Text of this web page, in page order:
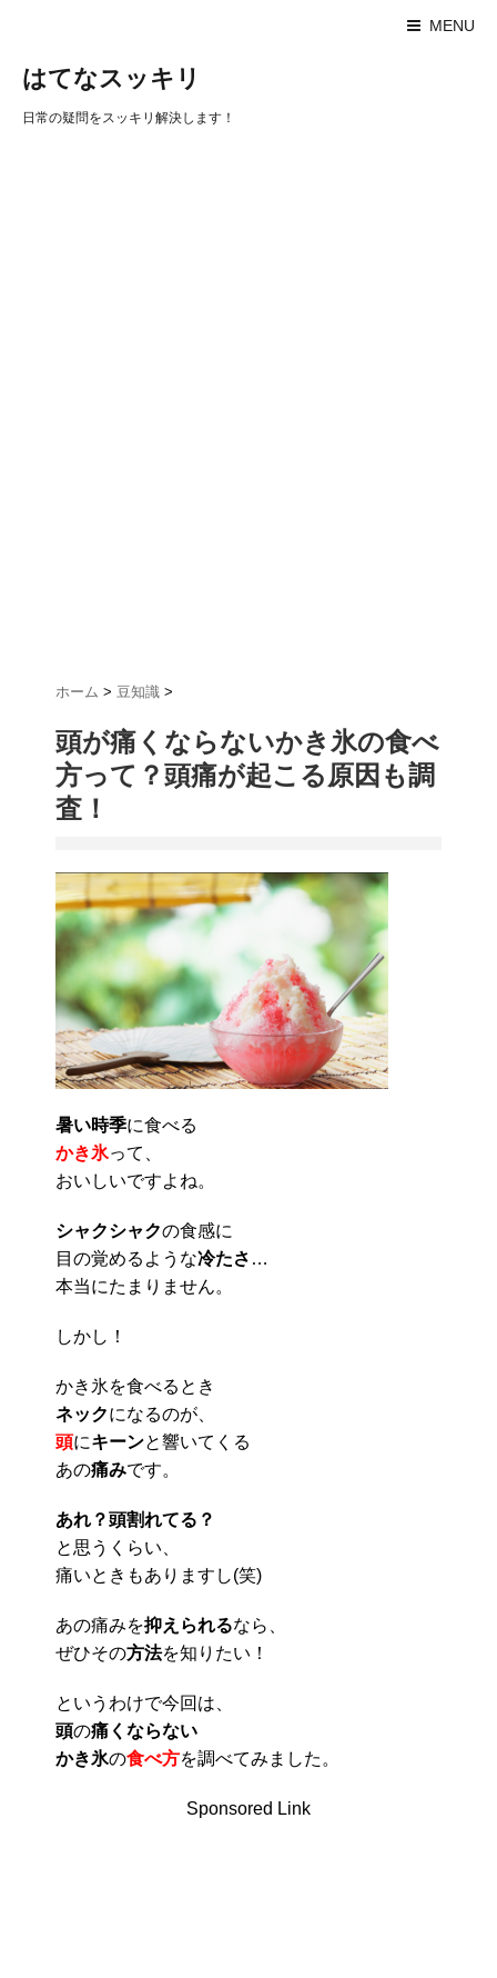
MENU
はてなスッキリ
日常の疑問をスッキリ解決します！
ホーム > 豆知識 >
頭が痛くならないかき氷の食べ
方って？頭痛が起こる原因も調
査！
暑い時季に食べる
かき氷って、
おいしいですよね。
シャクシャクの食感に
目の覚めるような冷たさ …
本当にたまりません。
しかし！
かき氷を食べるとき
ネックになるのが、
頭にキーンと響いてくる
あの痛みです。
あれ？頭割れてる？
と思うくらい、
痛いときもありますし(笑)
あの痛みを抑えられるなら、
ぜひその方法を知りたい！
というわけで今回は、
頭の痛くならない
かき氷の食べ方を調べてみました。
Sponsored Link